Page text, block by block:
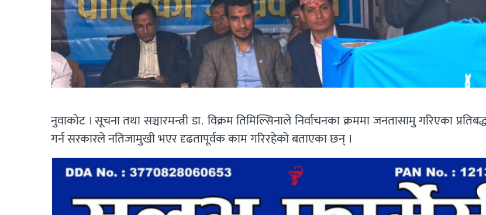
नुवाकोट । सूचना तथा सञ्चारमन्त्री डा. विक्रम तिमिल्सिनाले निर्वाचनका क्रममा जनतासामु गरिएका
गर्न सरकारले नतिजामुखी भएर दृढतापूर्वक काम गरिरहेको बताएका छन् ।